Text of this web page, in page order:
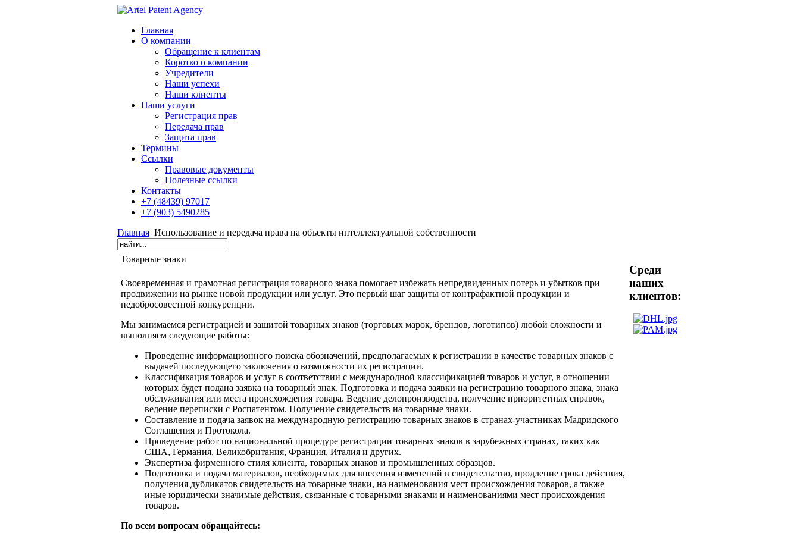
Главная
О компании
Обращение к клиентам
Коротко о компании
Учредители
Наши успехи
Наши клиенты
Наши услуги
Регистрация прав
Передача прав
Защита прав
Термины
Cсылки
Правовые документы
Полезные ссылки
Контакты
+7 (48439) 97017
+7 (903) 5490285
Главная Использование и передача права на объекты интеллектуальной собственности
Товарные знаки
Своевременная и грамотная регистрация товарного знака помогает избежать непредвиденных потерь и убытков при
продвижении на рынке новой продукции или услуг. Это первый шаг защиты от контрафактной продукции и
недобросовестной конкуренции.
Мы занимаемся регистрацией и защитой товарных знаков (торговых марок, брендов, логотипов) любой сложности и
выполняем следующие работы:
Проведение информационного поиска обозначений, предполагаемых к регистрации в качестве товарных знаков с
выдачей последующего заключения о возможности их регистрации.
Классификация товаров и услуг в соответствии с международной классификацией товаров и услуг, в отношении
которых будет подана заявка на товарный знак. Подготовка и подача заявки на регистрацию товарного знака, знака
обслуживания или места происхождения товара. Ведение делопроизводства, получение приоритетных справок,
ведение переписки с Роспатентом. Получение свидетельств на товарные знаки.
Составление и подача заявок на международную регистрацию товарных знаков в странах-участниках Мадридского
Cоглашения и Протокола.
Проведение работ по национальной процедуре регистрации товарных знаков в зарубежных странах, таких как
США, Германия, Великобритания, Франция, Италия и других.
Экспертиза фирменного стиля клиента, товарных знаков и промышленных образцов.
Подготовка и подача материалов, необходимых для внесения изменений в свидетельство, продление срока действия,
получения дубликатов свидетельств на товарные знаки, на наименования мест происхождения товаров, а также
иные юридически значимые действия, связанные с товарными знаками и наименованиями мест происхождения
товаров.
По всем вопросам обращайтесь:
Среди
наших
клиентов: